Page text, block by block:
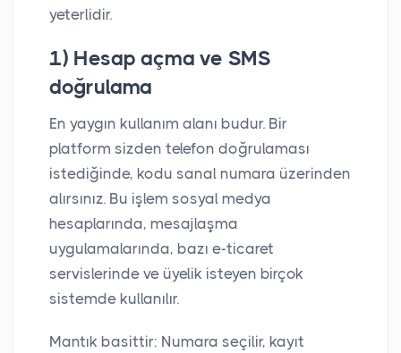
yeterlidir.
1) Hesap açma ve SMS
doğrulama
En yaygın kullanım alanı budur. Bir
platform sizden telefon doğrulaması
istediğinde, kodu sanal numara üzerinden
alırsınız. Bu işlem sosyal medya
hesaplarında, mesajlaşma
uygulamalarında, bazı e-ticaret
servislerinde ve üyelik isteyen birçok
sistemde kullanılır.
Mantık basittir: Numara seçilir, kayıt